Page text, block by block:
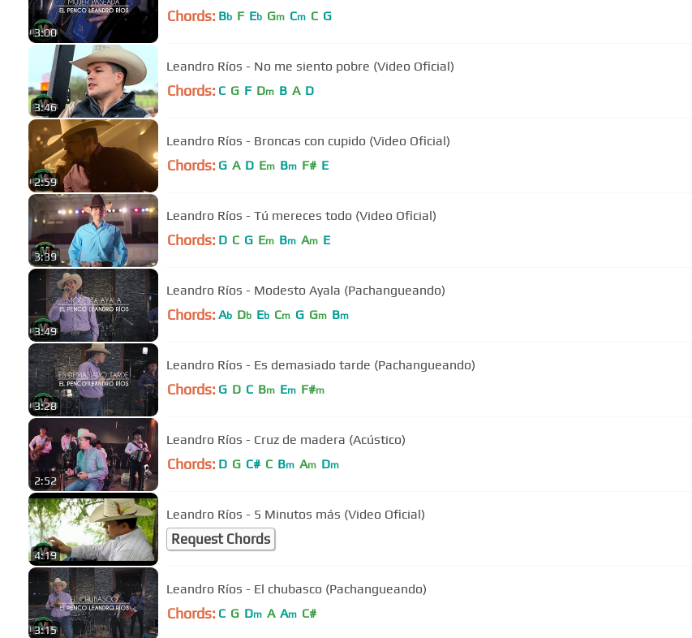
3:00
Chords: Bb F Eb Gm Cm C G
3:46
Leandro Ríos - No me siento pobre (Video Oficial)
Chords: C G F Dm B A D
2:59
Leandro Ríos - Broncas con cupido (Video Oficial)
Chords: G A D Em Bm F# E
3:39
Leandro Ríos - Tú mereces todo (Video Oficial)
Chords: D C G Em Bm Am E
3:49
Leandro Ríos - Modesto Ayala (Pachangueando)
Chords: Ab Db Eb Cm G Gm Bm
3:28
Leandro Ríos - Es demasiado tarde (Pachangueando)
Chords: G D C Bm Em F#m
2:52
Leandro Ríos - Cruz de madera (Acústico)
Chords: D G C# C Bm Am Dm
4:19
Leandro Ríos - 5 Minutos más (Video Oficial)
Request Chords
3:15
Leandro Ríos - El chubasco (Pachangueando)
Chords: C G Dm A Am C#